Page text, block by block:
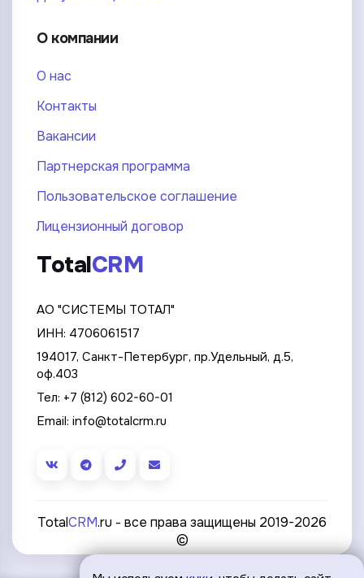
О компании
О нас
Контакты
Вакансии
Партнерская программа
Пользовательское соглашение
Лицензионный договор
TotalCRM
АО "СИСТЕМЫ ТОТАЛ"
ИНН: 4706061517
194017, Санкт-Петербург, пр.Удельный, д.5,
оф.403
Тел: +7 (812) 602-60-01
Email: info@totalcrm.ru
TotalCRM.ru - все права защищены 2019-2026
©